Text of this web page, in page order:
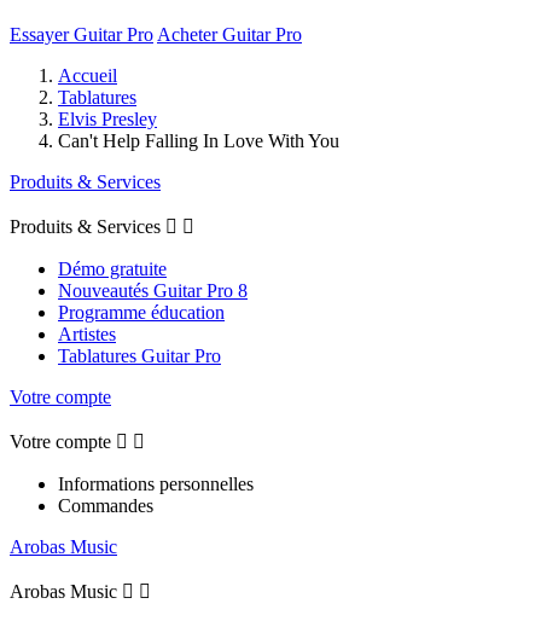
Essayer Guitar Pro Acheter Guitar Pro
Accueil
Tablatures
Elvis Presley
Can't Help Falling In Love With You
Produits & Services
Produits & Services  
Démo gratuite
Nouveautés Guitar Pro 8
Programme éducation
Artistes
Tablatures Guitar Pro
Votre compte
Votre compte  
Informations personnelles
Commandes
Arobas Music
Arobas Music  